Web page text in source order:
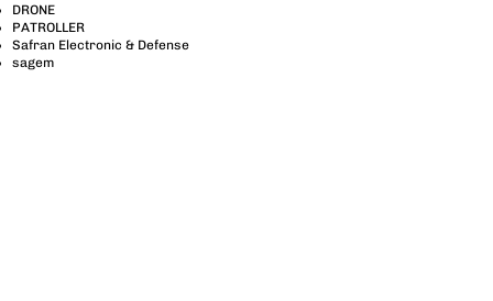
DRONE
PATROLLER
Safran Electronic & Defense
sagem